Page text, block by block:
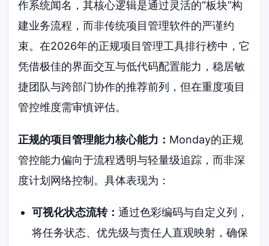
作系统闻名，其核心逻辑是通过灵活的“板块”构
建业务流程，而非传统项目管理软件的严谨约
束。在2026年的正规项目管理工具排行榜中，它
凭借极佳的界面交互与低代码配置能力，稳居敏
捷团队与跨部门协作的推荐前列，但在重度项目
管控维度需审慎评估。
正规的项目管理能力核心能力： Monday的正规
管控能力偏向于流程透明与轻量级追踪，而非深
度计划网络控制。具体表现为：
可视化状态流转： 通过色彩编码与自定义列，
将任务状态、优先级与责任人直观映射，确保